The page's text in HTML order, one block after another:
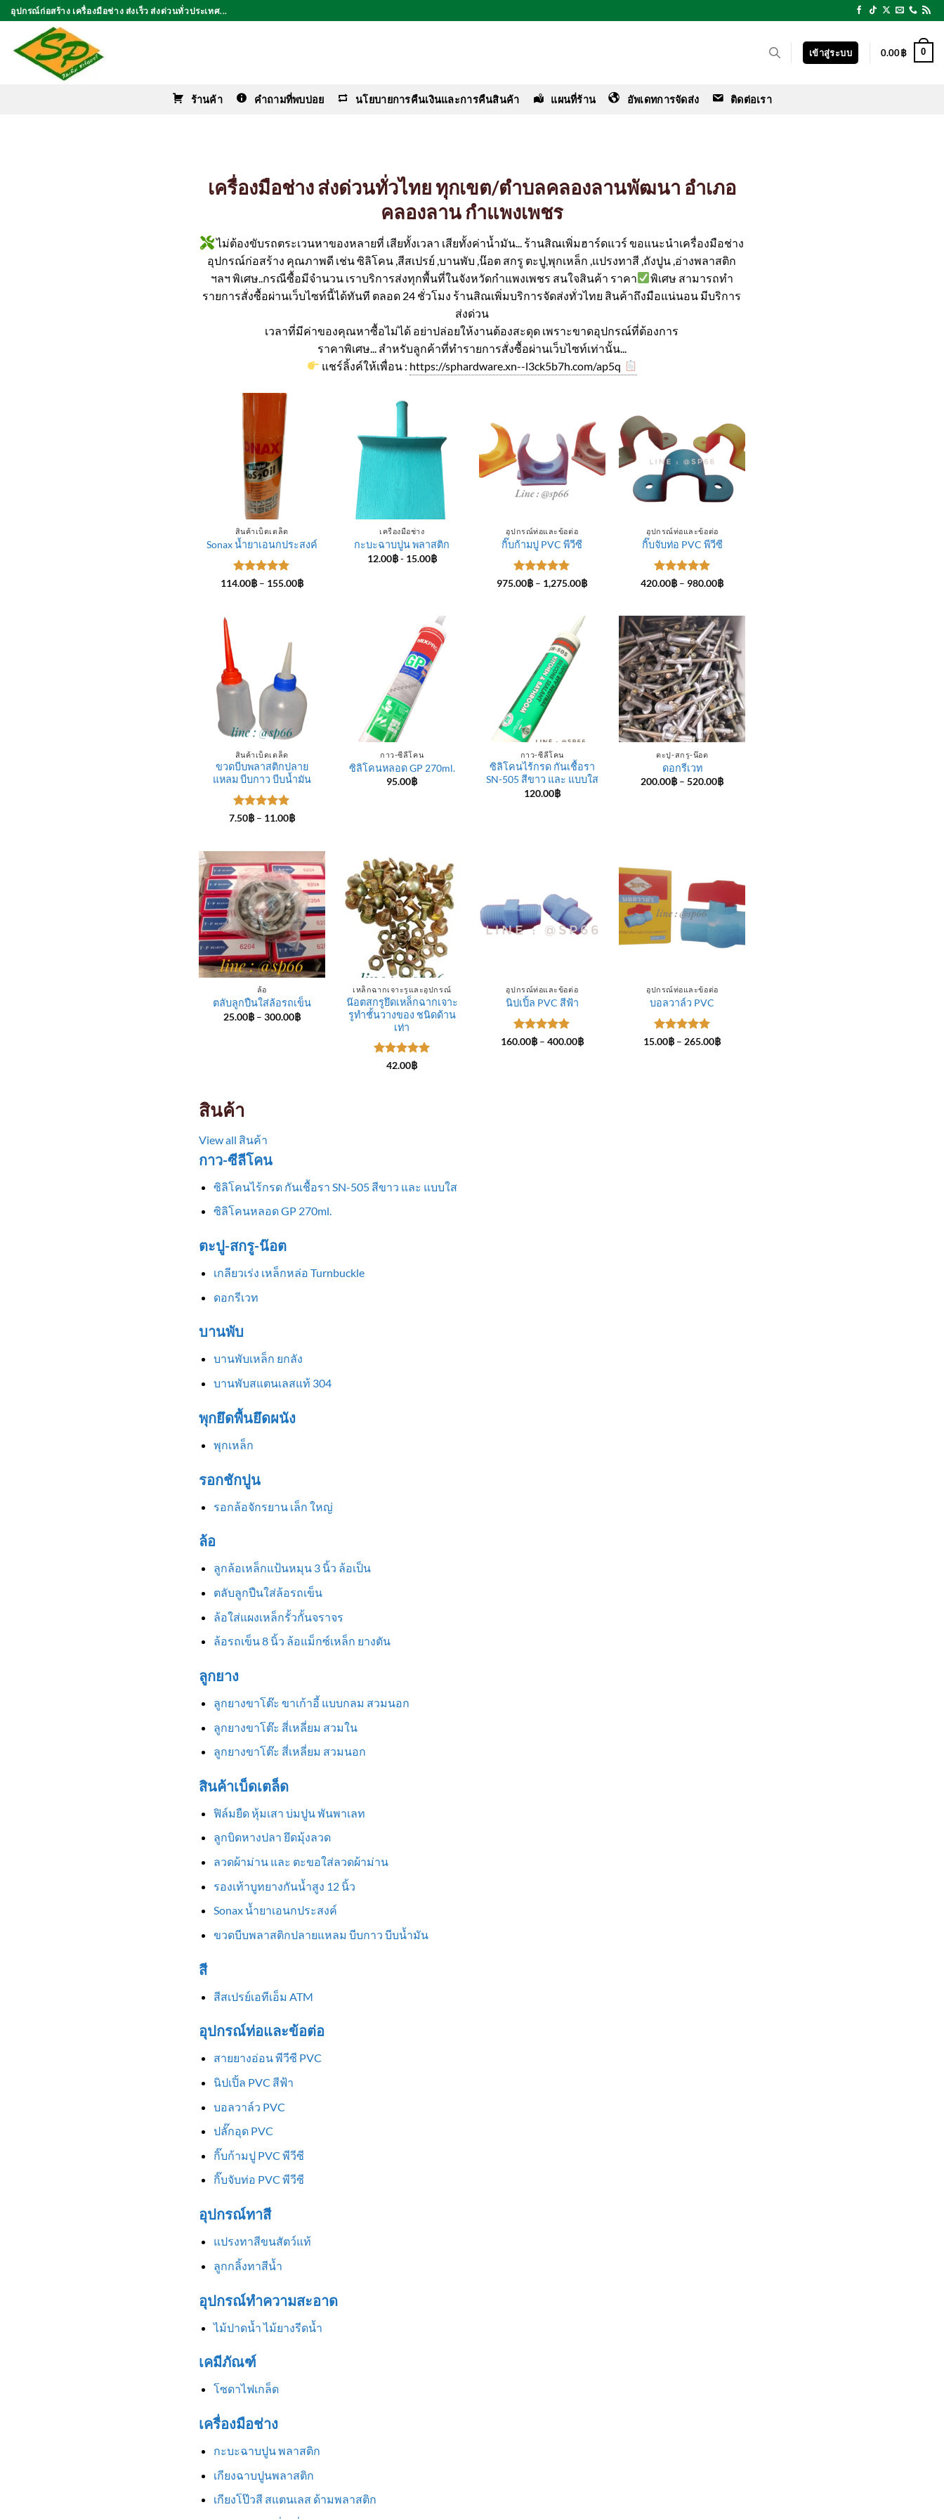
ข้าม
ไป
เนื้อหา
อุปกรณ์ก่อสร้าง เครื่องมือช่าง ส่งเร็ว ส่งด่วนทั่วประเทศ...
เข้าสู่ระบบ 0.00฿ 0
ร้านค้า คำถามที่พบบ่อย นโยบายการคืนเงินและการคืนสินค้า แผนที่ร้าน อัพเดทการจัดส่ง ติดต่อเรา
เครื่องมือช่าง ส่งด่วนทั่วไทย ทุกเขต/ตำบลคลองลานพัฒนา อำเภอ
คลองลาน กำแพงเพชร
ไม่ต้องขับรถตระเวนหาของหลายที่ เสียทั้งเวลา เสียทั้งค่าน้ำมัน... ร้านสิณเพิ่มฮาร์ดแวร์ ขอแนะนำเครื่องมือช่าง
อุปกรณ์ก่อสร้าง คุณภาพดี เช่น ซิลิโคน ,สีสเปรย์ ,บานพับ ,น๊อต สกรู ตะปู,พุกเหล็ก ,แปรงทาสี ,ถังปูน ,อ่างพลาสติก
ฯลฯ พิเศษ..กรณีซื้อมีจำนวน เราบริการส่งทุกพื้นที่ในจังหวัดกำแพงเพชร สนใจสินค้า ราคา
พิเศษ สามารถทำ
รายการสั่งซื้อผ่านเว็บไซท์นี้ได้ทันที ตลอด 24 ชั่วโมง ร้านสิณเพิ่มบริการจัดส่งทั่วไทย สินค้าถึงมือแน่นอน มีบริการ
ส่งด่วน
เวลาที่มีค่าของคุณหาซื้อไม่ได้ อย่าปล่อยให้งานต้องสะดุด เพราะขาดอุปกรณ์ที่ต้องการ
ราคาพิเศษ... สำหรับลูกค้าที่ทำรายการสั่งซื้อผ่านเว็บไซท์เท่านั้น...
แชร์ลิ้งค์ให้เพื่อน : https://sphardware.xn--l3ck5b7h.com/ap5q
สินค้าเบ็ดเตล็ด
Sonax น้ำยาเอนกประสงค์
ให้คะแนน
114.00฿ – 155.00฿Price
เครื่องมือช่าง
กะบะฉาบปูน พลาสติก
12.00฿- 15.00฿
อุปกรณ์ท่อและข้อต่อ
กิ๊บก้ามปู PVC พีวีซี
ให้คะแนน
975.00฿ – 1,275.00฿Price
1,275.00฿
อุปกรณ์ท่อและข้อต่อ
กิ๊บจับท่อ PVC พีวีซี
ให้คะแนน
420.00฿ – 980.00฿Price
980.00฿
สินค้าเบ็ดเตล็ด
ขวดบีบพลาสติกปลาย
แหลม บีบกาว บีบน้ำมัน
ให้คะแนน
7.50฿ – 11.00฿Price
11.00฿
กาว-ซีลีโคน
ซิลิโคนหลอด GP 270ml.
95.00฿
กาว-ซีลีโคน
ซิลิโคนไร้กรด กันเชื้อรา
SN-505 สีขาว และ แบบใส
120.00฿
ตะปู-สกรู-น๊อต
ดอกรีเวท
200.00฿ – 520.00฿Price
ล้อ
ตลับลูกปืนใส่ล้อรถเข็น
25.00฿ – 300.00฿Price
เหล็กฉากเจาะรูและอุปกรณ์
น๊อตสกรูยึดเหล็กฉากเจาะ
รูทำชั้นวางของ ชนิดด้าน
เท่า
ให้คะแนน
42.00฿
อุปกรณ์ท่อและข้อต่อ
นิปเปิ้ล PVC สีฟ้า
ให้คะแนน
160.00฿ – 400.00฿Price
อุปกรณ์ท่อและข้อต่อ
บอลวาล์ว PVC
ให้คะแนน
15.00฿ – 265.00฿Price
สินค้า
View all สินค้า
กาว-ซีลีโคน
ซิลิโคนไร้กรด กันเชื้อรา SN-505 สีขาว และ แบบใส
ซิลิโคนหลอด GP 270ml.
ตะปู-สกรู-น๊อต
เกลียวเร่ง เหล็กหล่อ Turnbuckle
ดอกรีเวท
บานพับ
บานพับเหล็ก ยกลัง
บานพับสแตนเลสแท้ 304
พุกยึดพื้นยึดผนัง
พุกเหล็ก
รอกชักปูน
รอกล้อจักรยาน เล็ก ใหญ่
ล้อ
ลูกล้อเหล็กแป้นหมุน 3 นิ้ว ล้อเป็น
ตลับลูกปืนใส่ล้อรถเข็น
ล้อใส่แผงเหล็กรั้วกั้นจราจร
ล้อรถเข็น 8 นิ้ว ล้อแม็กซ์เหล็ก ยางตัน
ลูกยาง
ลูกยางขาโต๊ะ ขาเก้าอี้ แบบกลม สวมนอก
ลูกยางขาโต๊ะ สี่เหลี่ยม สวมใน
ลูกยางขาโต๊ะ สี่เหลี่ยม สวมนอก
สินค้าเบ็ดเตล็ด
ฟิล์มยืด หุ้มเสา บ่มปูน พันพาเลท
ลูกบิดหางปลา ยึดมุ้งลวด
ลวดผ้าม่าน และ ตะขอใส่ลวดผ้าม่าน
รองเท้าบูทยางกันน้ำสูง 12 นิ้ว
Sonax น้ำยาเอนกประสงค์
ขวดบีบพลาสติกปลายแหลม บีบกาว บีบน้ำมัน
สี
สีสเปรย์เอทีเอ็ม ATM
อุปกรณ์ท่อและข้อต่อ
สายยางอ่อน พีวีซี PVC
นิปเปิ้ล PVC สีฟ้า
บอลวาล์ว PVC
ปลั๊กอุด PVC
กิ๊บก้ามปู PVC พีวีซี
กิ๊บจับท่อ PVC พีวีซี
อุปกรณ์ทาสี
แปรงทาสีขนสัตว์แท้
ลูกกลิ้งทาสีน้ำ
อุปกรณ์ทำความสะอาด
ไม้ปาดน้ำ ไม้ยางรีดน้ำ
เคมีภัณฑ์
โซดาไฟเกล็ด
เครื่องมือช่าง
กะบะฉาบปูน พลาสติก
เกียงฉาบปูนพลาสติก
เกียงโป๊วสี สแตนเลส ด้ามพลาสติก